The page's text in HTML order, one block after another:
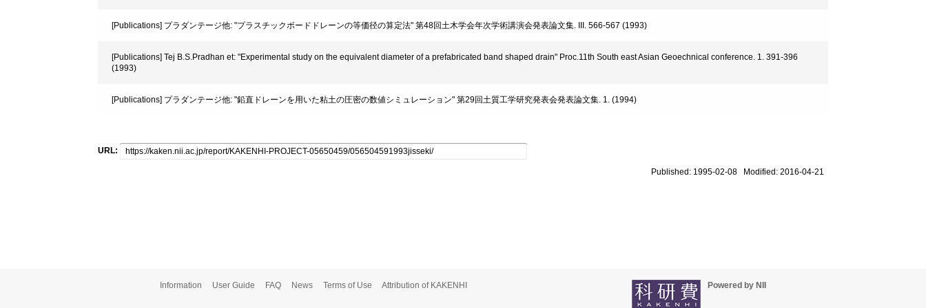
[Publications] プラダンテージ他: "プラスチックボードドレーンの等価径の算定法" 第48回土木学会年次学術講演会発表論文集. III. 566-567 (1993)
[Publications] Tej B.S.Pradhan et: "Experimental study on the equivalent diameter of a prefabricated band shaped drain" Proc.11th South east Asian Geoechnical conference. 1. 391-396
(1993)
[Publications] プラダンテージ他: "鉛直ドレーンを用いた粘土の圧密の数値シミュレーション" 第29回土質工学研究発表会発表論文集. 1. (1994)
URL:
Published: 1995-02-08 Modified: 2016-04-21
Information User Guide FAQ News Terms of Use Attribution of KAKENHI Powered by NII